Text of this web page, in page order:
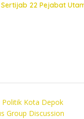
22 Pejabat
Politik Kota Depok
Group Discussion